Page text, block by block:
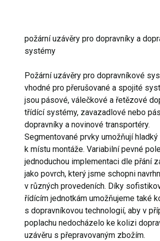
požární uzávěry pro dopravníky a
systémy
Požární uzávěry pro dopravníkové
vhodné pro přerušované a spojité
jsou pásové, válečkové a řetězové
třídící systémy, zavazadlové nebo
dopravníky a novinové transportéry.
Segmentované prvky umožňují
k místu montáže. Variabilní pevné
jednoduchou implementaci dle přání
jako povrch, který jsme schopni
v různých provedeních. Díky
řídícím jednotkám umožňujeme také
s dopravníkovou technologií, aby v
poplachu nedocházelo ke kolizi
uzávěru s přepravovaným zbožím.